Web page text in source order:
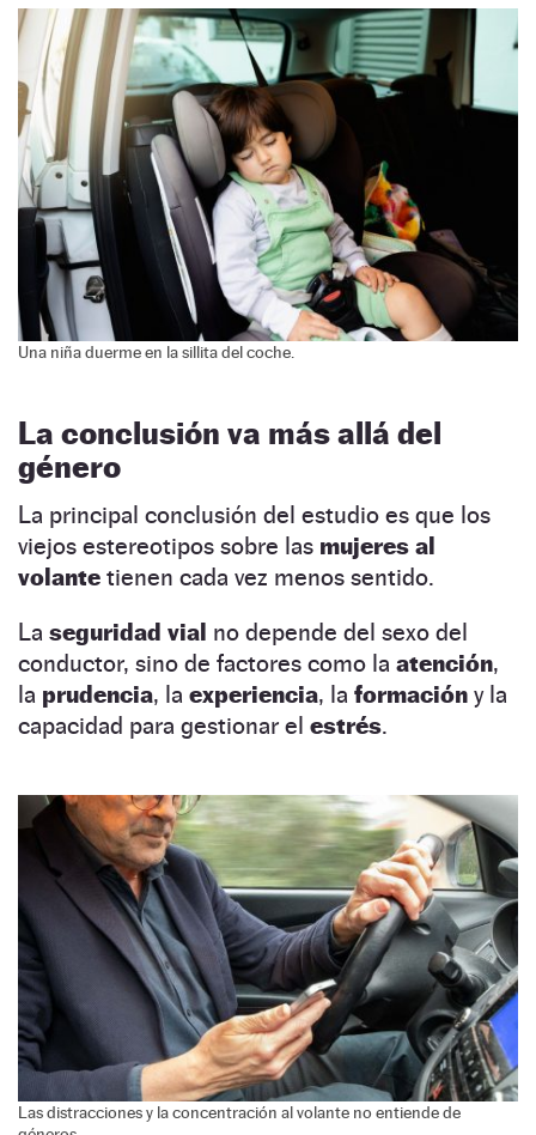
Una niña duerme en la sillita del coche.
La conclusión va más allá del
género
La principal conclusión del estudio es que los
viejos estereotipos sobre las mujeres al
volante tienen cada vez menos sentido.
La seguridad vial no depende del sexo del
conductor, sino de factores como la atención,
la prudencia, la experiencia, la formación y la
capacidad para gestionar el estrés.
Las distracciones y la concentración al volante no entiende de